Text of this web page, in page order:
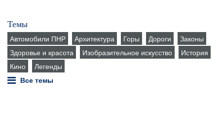
Темы
Автомобили ПНР Архитектура Горы Дороги
Законы
Здоровье и красота
Изобразительное искусство
История
Кино
Легенды
Все темы